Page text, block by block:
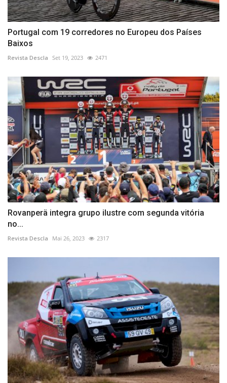
Portugal com 19 corredores no Europeu dos Países
Baixos
Revista Descla Set 19, 2023 2471
Rovanperä integra grupo ilustre com segunda vitória
no...
Revista Descla Mai 26, 2023 2317